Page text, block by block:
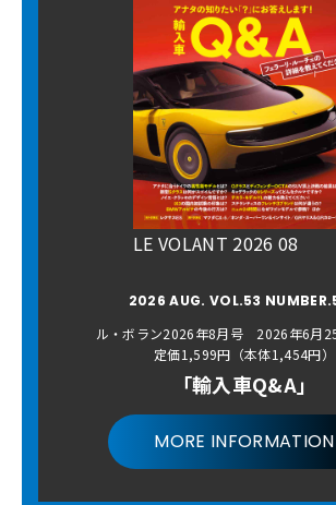
LE VOLANT 2026 08
2026 AUG. VOL.53
ル・ボラン2026年8月号 2026年6月
定価1,599円（本体1,454円）
「輸入車Q&A」
MORE INFORMATION